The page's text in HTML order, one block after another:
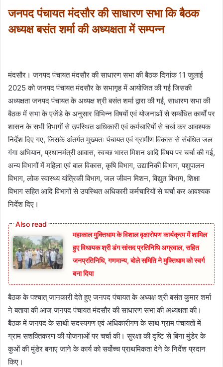
जनपद पंचायत मंदसौर की साधारण सभा कि बैठक
अध्यक्ष बसंत शर्मा की अध्यक्षता में सम्पन्न
मंदसौर। जनपद पंचायत मंदसौर की साधारण सभा की बैठक दिनांक 11 जुलाई
2025 को जनपद पंचायत मंदसौर के सभागृह में आयोजित की गई जिसकी
अध्यक्षता जनपद पंचायत के अध्यक्ष श्री बसंत शर्मा द्वारा की गई, साधारण सभा की
बैठक में सभा के एजेंडे के अनुसार विभिन्न विषयों एवं योजनाओं से सम्बंधित कार्यों पर
शासन के सभी विभागों से उपस्थित अधिकारी एवं कर्मचारियों से चर्चा कर आवश्यक
निर्देश दिए गए, जिसके अंतर्गत मुख्यतः पंचायत एवं ग्रामीण विकास से संबंधित जल
गंगा अभियान, प्रधानमंत्री आवास, स्वच्छ भारत मिशन आदि विषय पर चर्चा की गई,
अन्य विभागों में महिला एवं बाल विकास, कृषि विभाग, उद्यानिकी विभाग, पशुपालन
विभाग, लोक स्वास्थ्य यांत्रिकी विभाग, जल जीवन मिशन, विद्युत विभाग, शिक्षा
विभाग सहित आदि विभागों से उपस्थित अधिकारी कर्मचारियों से चर्चा कर आवश्यक
निर्देश दिए।
महाकाल मुक्तिधाम के विशाल वृक्षारोपण कार्यक्रम में शामिल
हुए विधायक श्री डंग सांसद प्रतिनिधि अग्रवाल, सहित
जनप्रतिनिधि, गणमान्य, बोले समिति ने मुक्तिधाम को स्वर्ग
बना दिया
बैठक के पश्चात् जानकारी देते हुए जनपद पंचायत के अध्यक्ष श्री बसंत कुमार शर्मा
ने बताया की आज जनपद पंचायत मंदसौर की साधारण सभा की अध्यक्षता की।
बैठक में जनपद के साथी सदस्यगण एवं अधिकारीगण के साथ ग्राम पंचायतों में
ग्राम सशक्तिकरण की योजनाओं पर चर्चा की। सुरक्षा की दृष्टि से बिना मुंडेर के
कुओं की मुंडेर बनाए जाने के कार्य को सर्वोच्च प्राथमिकता देने के निर्देश प्रदान
किए।